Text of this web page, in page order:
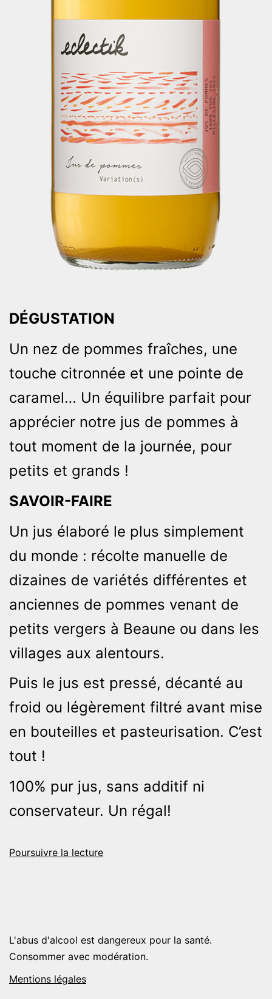
DÉGUSTATION
Un nez de pommes fraîches, une
touche citronnée et une pointe de
caramel… Un équilibre parfait pour
apprécier notre jus de pommes à
tout moment de la journée, pour
petits et grands !
SAVOIR-FAIRE
Un jus élaboré le plus simplement
du monde : récolte manuelle de
dizaines de variétés différentes et
anciennes de pommes venant de
petits vergers à Beaune ou dans les
villages aux alentours.
Puis le jus est pressé, décanté au
froid ou légèrement filtré avant mise
en bouteilles et pasteurisation. C’est
tout !
100% pur jus, sans additif ni
conservateur. Un régal!
Poursuivre la lectureJus
L'abus d'alcool est dangereux pour la santé.
Consommer avec modération.
Mentions légales